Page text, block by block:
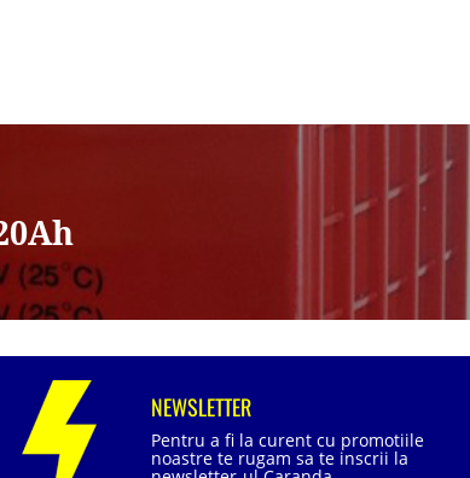
NEWSLETTER
Pentru a fi la curent cu promotiile
noastre te rugam sa te inscrii la